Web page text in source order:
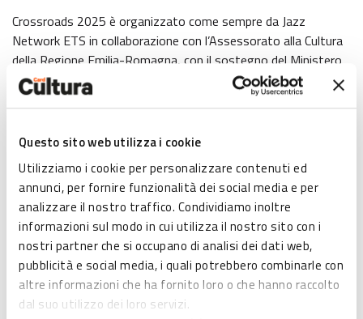
Questo sito web utilizza i cookie
Utilizziamo i cookie per personalizzare contenuti ed
annunci, per fornire funzionalità dei social media e per
analizzare il nostro traffico. Condividiamo inoltre
informazioni sul modo in cui utilizza il nostro sito con i
nostri partner che si occupano di analisi dei dati web,
pubblicità e social media, i quali potrebbero combinarle con
altre informazioni che ha fornito loro o che hanno raccolto
dal suo utilizzo dei loro servizi.
Crossroads 2025 è organizzato come sempre da Jazz
Network ETS in collaborazione con l’Assessorato alla Cultura
della Regione Emilia-Romagna, con il sostegno del Ministero
della Cultura e di numerose altre istituzioni e con il patrocinio
di ANCI Emilia-Romagna.
eventi indicati nel programma
Programma:
- 11 marzo ->CÉCILE MCLORIN SALVANT
- 27 marzo -> SARAH JANE MORRIS “THE SISTERHOOD”
- 5 aprile ->JAVIER GIROTTO & VINCE ABBRACCIANTE
“Santuario”
- 6 aprile ->VANESSA TAGLIABUE YORKE “Princess of the
Night”